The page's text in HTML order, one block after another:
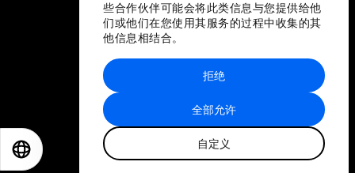
些合作伙伴可能会将此类信息与您提供给他
们或他们在您使用其服务的过程中收集的其
他信息相结合。
全部允许
自定义
拒绝
站点地图
世界经济论坛